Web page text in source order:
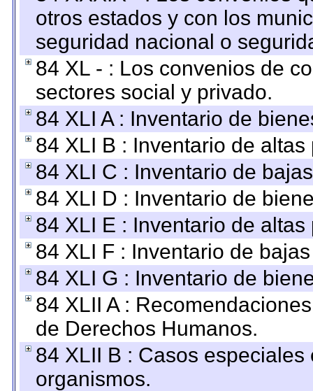
otros estados y con los
seguridad nacional o
84 XL - : Los convenios de
sectores social y privado.
84 XLI A : Inventario de
84 XLI B : Inventario de
84 XLI C : Inventario de
84 XLI D : Inventario de
84 XLI E : Inventario de
84 XLI F : Inventario de
84 XLI G : Inventario de
84 XLII A :
de Derechos Humanos.
84 XLII B : Casos
organismos.